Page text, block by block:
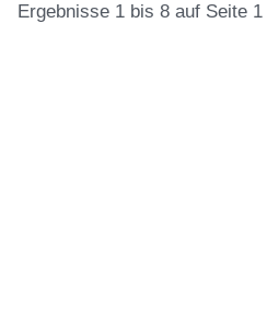
Ergebnisse 1 bis 8 auf Seite 1